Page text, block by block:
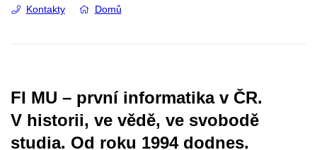
Kontakty Domů
FI MU – první informatika v ČR.
V historii, ve vědě, ve svobodě
studia. Od roku 1994 dodnes.